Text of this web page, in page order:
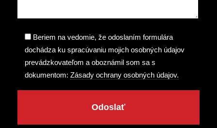
Beriem na vedomie, že odoslaním formulára
dochádza ku spracúvaniu mojich osobných údajov
prevádzkovateľom a oboznámil som sa s
dokumentom: Zásady ochrany osobných údajov.